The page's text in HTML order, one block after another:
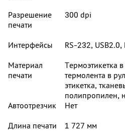
Разрешение
печати
300 dpi
Интерфейсы
RS-232, USB2.0,
Материал
печати
Термоэтикетка
термолента в
этикетка,
полипропилен,
Автоотрезчик
Нет
Длина печати
1 727 мм